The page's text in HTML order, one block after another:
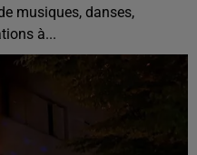
musiques, danses,
à...